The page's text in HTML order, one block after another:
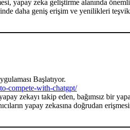
yapay zeka geliştirme alanında
daha geniş erişim ve yenilikleri
Başlatıyor.
compete-with-chatgpt/
zekayı takip eden, bağımsız bir
yapay zekasına doğrudan